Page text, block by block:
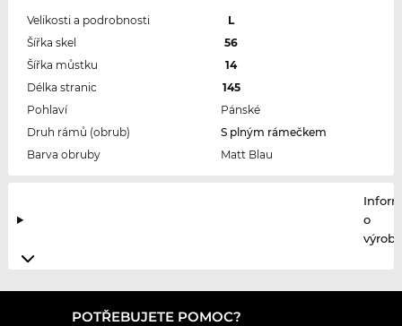
Velikosti a podrobnosti
L
Šířka skel
56
Šířka můstku
14
Délka stranic
145
Pohlaví
Pánské
Druh rámů (obrub)
S plným rámečkem
Barva obruby
Matt Blau
o
POTŘEBUJETE POMOC?